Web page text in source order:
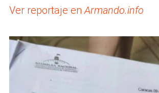
Ver reportaje enArmando.info